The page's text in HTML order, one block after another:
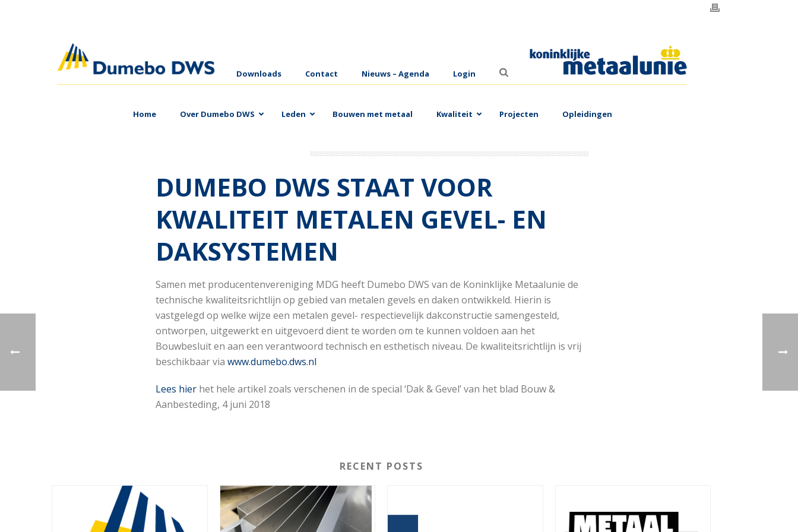
Downloads Contact Nieuws – Agenda Login
Home Over Dumebo DWS Leden Bouwen met metaal Kwaliteit Projecten Opleidingen
DUMEBO DWS STAAT VOOR
KWALITEIT METALEN GEVEL- EN
DAKSYSTEMEN
Samen met producentenvereniging MDG heeft Dumebo DWS van de Koninklijke Metaalunie de
technische kwaliteitsrichtlijn op gebied van metalen gevels en daken ontwikkeld. Hierin is
vastgelegd op welke wijze een metalen gevel- respectievelijk dakconstructie samengesteld,
ontworpen, uitgewerkt en uitgevoerd dient te worden om te kunnen voldoen aan het
Bouwbesluit en aan een verantwoord technisch en esthetisch niveau. De kwaliteitsrichtlijn is vrij
beschikbaar via www.dumebo.dws.nl
Lees hier het hele artikel zoals verschenen in de special ‘Dak & Gevel’ van het blad Bouw &
Aanbesteding, 4 juni 2018
RECENT POSTS